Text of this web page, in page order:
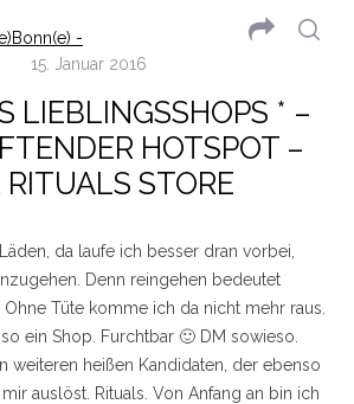
15. Januar 2016
LIEBLINGSSHOPS * –
HOTSPOT –
RITUALS STORE
da laufe ich besser dran vorbei,
Denn reingehen bedeutet
Ohne Tüte komme ich da nicht mehr raus.
ein Shop. Furchtbar 🙂 DM sowieso.
weiteren heißen Kandidaten, der ebenso
auslöst. Rituals. Von Anfang an bin ich